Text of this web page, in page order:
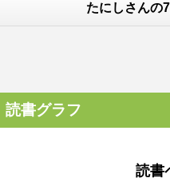
たにしさんの
読書グラフ
読書